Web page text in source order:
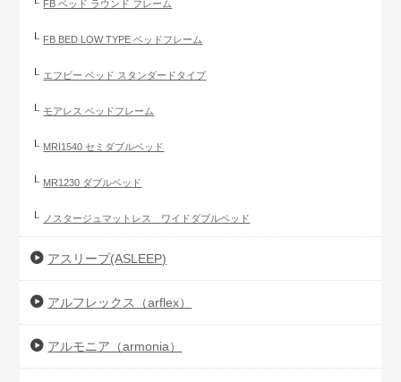
FB ベッド ラウンド フレーム
FB BED LOW TYPE ベッドフレーム
エフビー ベッド スタンダードタイプ
モアレス ベッドフレーム
MRI1540 セミダブルベッド
MR1230 ダブルベッド
ノスタージュマットレス ワイドダブルベッド
アスリープ(ASLEEP)
アルフレックス（arflex）
アルモニア（armonia）